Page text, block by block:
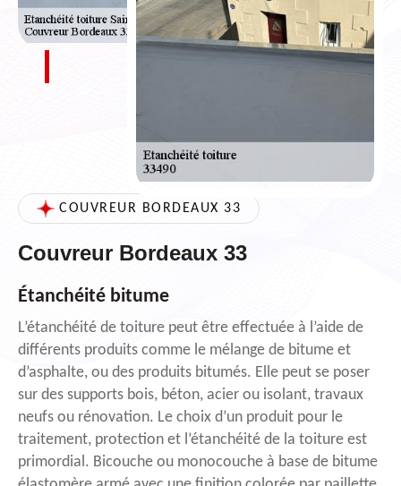
COUVREUR BORDEAUX 33
Couvreur Bordeaux 33
Étanchéité bitume
L’étanchéité de toiture peut être effectuée à l’aide de
différents produits comme le mélange de bitume et
d’asphalte, ou des produits bitumés. Elle peut se poser
sur des supports bois, béton, acier ou isolant, travaux
neufs ou rénovation. Le choix d’un produit pour le
traitement, protection et l’étanchéité de la toiture est
primordial. Bicouche ou monocouche à base de bitume